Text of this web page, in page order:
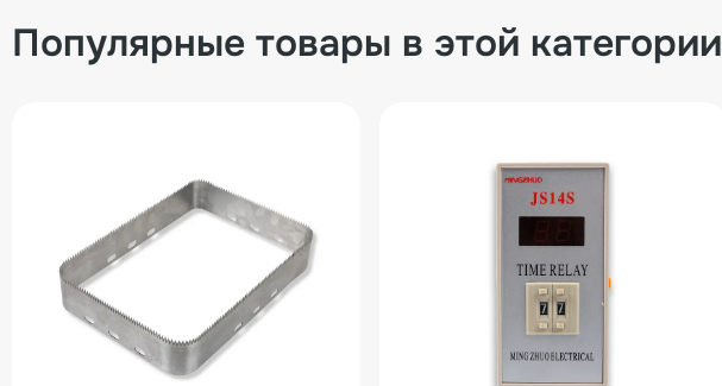
Популярные товары в этой категории